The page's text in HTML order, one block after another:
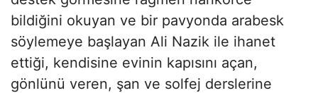
bildiğini okuyan ve bir pavyonda arabesk
söylemeye başlayan Ali Nazik ile ihanet
ettiği, kendisine evinin kapısını açan,
gönlünü veren, şan ve solfej derslerine